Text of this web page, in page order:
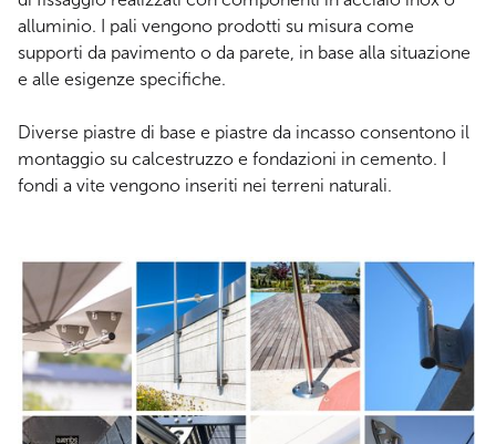
alluminio. I pali vengono prodotti su misura come
supporti da pavimento o da parete, in base alla situazione
e alle esigenze specifiche.
Diverse piastre di base e piastre da incasso consentono il
montaggio su calcestruzzo e fondazioni in cemento. I
fondi a vite vengono inseriti nei terreni naturali.